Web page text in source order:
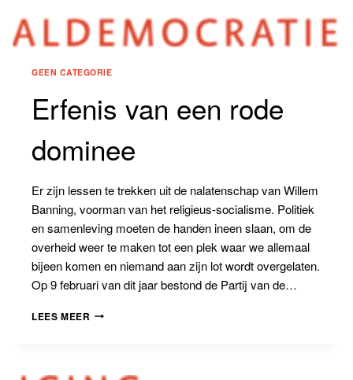
GEEN CATEGORIE
Erfenis van een rode
dominee
Er zijn lessen te trekken uit de nalatenschap van Willem
Banning, voorman van het religieus-socialisme. Politiek
en samenleving moeten de handen ineen slaan, om de
overheid weer te maken tot een plek waar we allemaal
bijeen komen en niemand aan zijn lot wordt overgelaten.
Op 9 februari van dit jaar bestond de Partij van de…
LEES MEER ERFENIS
DOMINEE